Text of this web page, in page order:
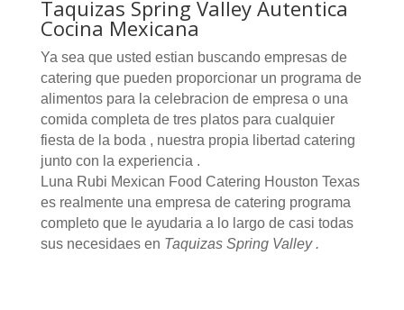
Taquizas Spring Valley Autentica
Cocina Mexicana
Ya sea que usted estian buscando empresas de
catering que pueden proporcionar un programa de
alimentos para la celebracion de empresa o una
comida completa de tres platos para cualquier
fiesta de la boda , nuestra propia libertad catering
junto con la experiencia .
Luna Rubi Mexican Food Catering Houston Texas
es realmente una empresa de catering programa
completo que le ayudaria a lo largo de casi todas
sus necesidaes en Taquizas Spring Valley .